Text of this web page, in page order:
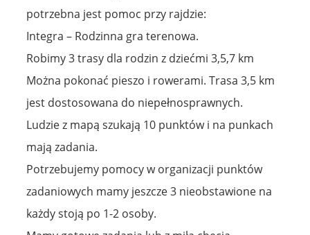
potrzebna jest pomoc przy rajdzie:
Integra – Rodzinna gra terenowa.
Robimy 3 trasy dla rodzin z dziećmi 3,5,7 km
Można pokonać pieszo i rowerami. Trasa 3,5 km
jest dostosowana do niepełnosprawnych.
Ludzie z mapą szukają 10 punktów i na punkach
mają zadania.
Potrzebujemy pomocy w organizacji punktów
zadaniowych mamy jeszcze 3 nieobstawione na
każdy stoją po 1-2 osoby.